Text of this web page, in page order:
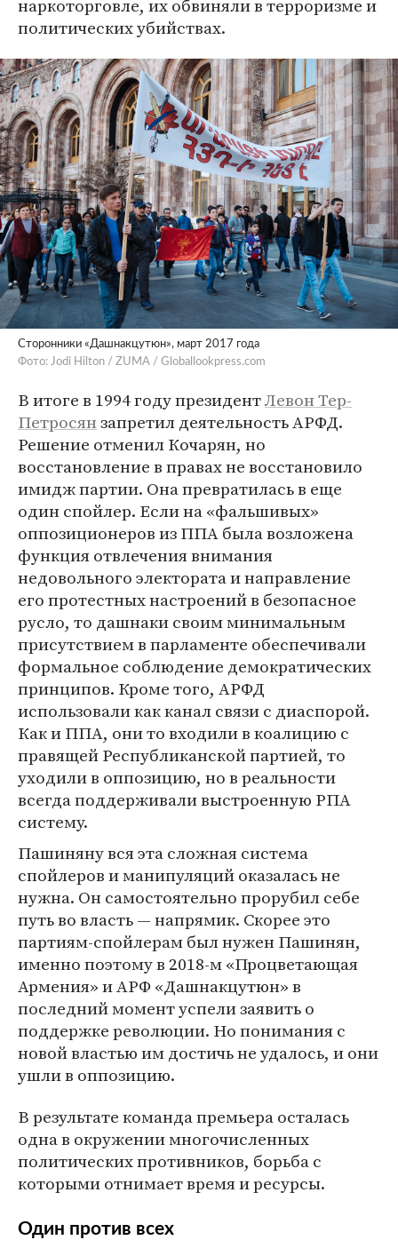
наркоторговле, их обвиняли в терроризме и
политических убийствах.
Сторонники «Дашнакцутюн», март 2017 года
Фото: Jodi Hilton / ZUMA / Globallookpress.com
В итоге в 1994 году президентЛевон Тер-
Петросянзапретил деятельность АРФД.
Решение отменил Кочарян, но
восстановление в правах не восстановило
имидж партии. Она превратилась в еще
один спойлер. Если на «фальшивых»
оппозиционеров из ППА была возложена
функция отвлечения внимания
недовольного электората и направление
его протестных настроений в безопасное
русло, то дашнаки своим минимальным
присутствием в парламенте обеспечивали
формальное соблюдение демократических
принципов. Кроме того, АРФД
использовали как канал связи с диаспорой.
Как и ППА, они то входили в коалицию с
правящей Республиканской партией, то
уходили в оппозицию, но в реальности
всегда поддерживали выстроенную РПА
систему.
Пашиняну вся эта сложная система
спойлеров и манипуляций оказалась не
нужна. Он самостоятельно прорубил себе
путь во власть — напрямик. Скорее это
партиям-спойлерам был нужен Пашинян,
именно поэтому в 2018-м «Процветающая
Армения» и АРФ «Дашнакцутюн» в
последний момент успели заявить о
поддержке революции. Но понимания с
новой властью им достичь не удалось, и они
ушли в оппозицию.
В результате команда премьера осталась
одна в окружении многочисленных
политических противников, борьба с
которыми отнимает время и ресурсы.
Один против всех